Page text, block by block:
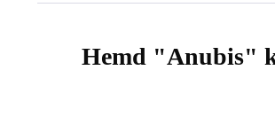
Hemd "Anubis"